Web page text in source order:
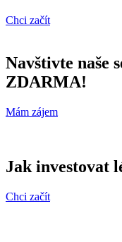
Chci začít
Navštivte naše
ZDARMA!
Mám zájem
Jak investovat
Chci začít